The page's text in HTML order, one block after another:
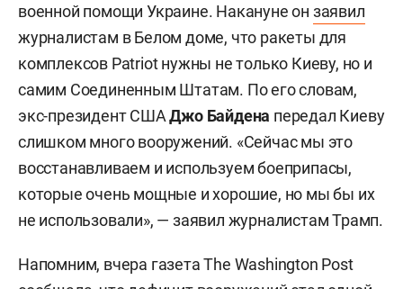
военной помощи Украине. Накануне он заявил
журналистам в Белом доме, что ракеты для
комплексов Patriot нужны не только Киеву, но и
самим Соединенным Штатам. По его словам,
экс-президент СШАДжо Байдена передал Киеву
слишком много вооружений. «Сейчас мы это
восстанавливаем и используем боеприпасы,
которые очень мощные и хорошие, но мы бы их
не использовали», — заявил журналистам Трамп.
Напомним, вчера газета The Washington Post